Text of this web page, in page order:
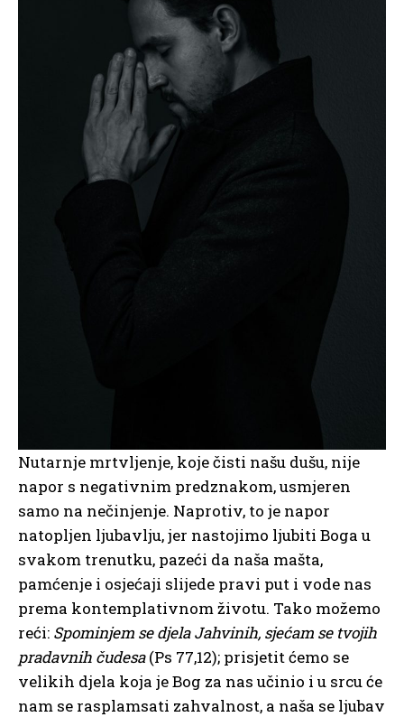
Nutarnje mrtvljenje, koje čisti našu dušu, nije
napor s negativnim predznakom, usmjeren
samo na nečinjenje. Naprotiv, to je napor
natopljen ljubavlju, jer nastojimo ljubiti Boga u
svakom trenutku, pazeći da naša mašta,
pamćenje i osjećaji slijede pravi put i vode nas
prema kontemplativnom životu. Tako možemo
reći: Spominjem se djela Jahvinih, sjećam se tvojih
pradavnih čudesa(Ps 77,12); prisjetit ćemo se
velikih djela koja je Bog za nas učinio i u srcu će
nam se rasplamsati zahvalnost, a naša se ljubav